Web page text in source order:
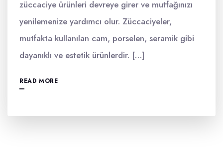
züccaciye ürünleri devreye girer ve mutfağınızı
yenilemenize yardımcı olur. Züccaciyeler,
mutfakta kullanılan cam, porselen, seramik gibi
dayanıklı ve estetik ürünlerdir. […]
READ MORE